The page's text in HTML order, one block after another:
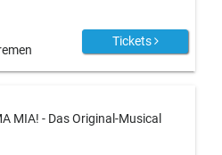
Tickets
MIA! - Das Original-Musical